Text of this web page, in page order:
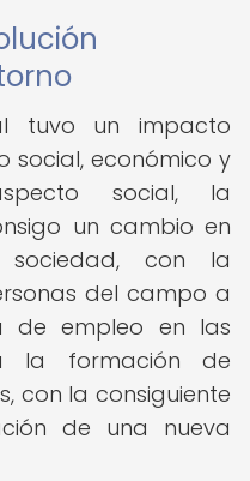
tuvo un impacto
social, económico y
social, la
un cambio en
con la
del campo a
de empleo en las
la formación de
con la consiguiente
de una nueva